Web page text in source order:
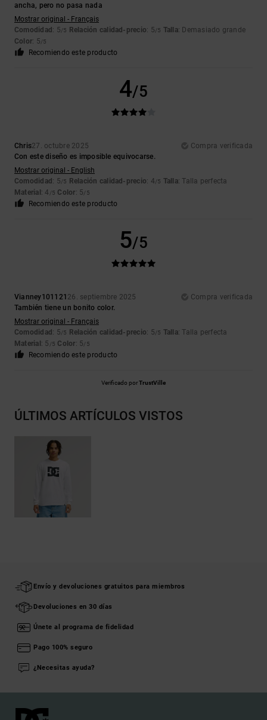
ancha, pero no pasa nada
Mostrar original - Français
Comodidad : 5/5 Relación calidad-precio: 5/5 Talla: Demasiado grande
Color: 5/5
Recomiendo este producto
4/5
Chris27. octubre 2025
Compra verificada
Con este diseño es imposible equivocarse.
Mostrar original - English
Comodidad : 5/5 Relación calidad-precio: 4/5 Talla: Talla perfecta
Material : 4 /5 Color: 5/5
Recomiendo este producto
5/5
Vianney101121 26. septiembre 2025
Compra verificada
También tiene un bonito color.
Mostrar original - Français
Comodidad : 5/5 Relación calidad-precio: 5/5 Talla: Talla perfecta
Material : 5 /5 Color: 5/5
Recomiendo este producto
Verificado porTrustVille
ÚLTIMOS ARTÍCULOS VISTOS
Envío y devoluciones gratuitos para miembros
Devoluciones en 30 días
Únete al programa de fidelidad
Pago 100% seguro
¿Necesitas ayuda?